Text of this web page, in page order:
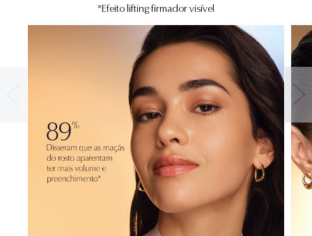
*Efeito lifting firmador visível